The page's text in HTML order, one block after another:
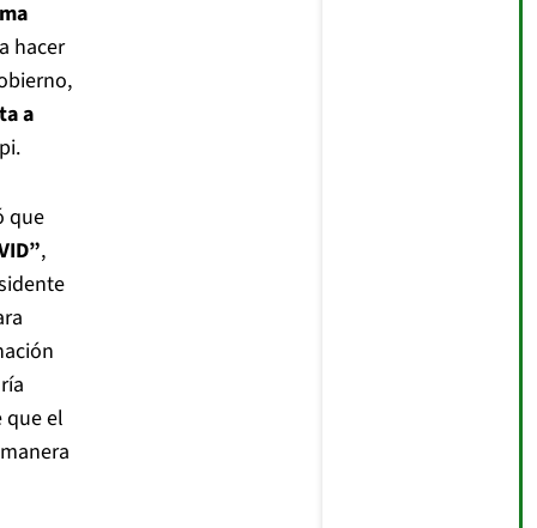
hacer
a
que
,
que el